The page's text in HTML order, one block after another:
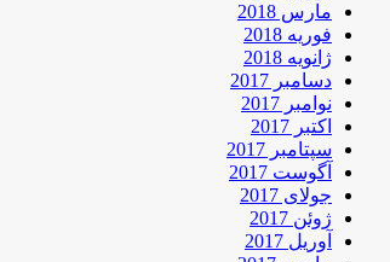
مارس 2018
فوریه 2018
ژانویه 2018
دسامبر 2017
نوامبر 2017
اکتبر 2017
سپتامبر 2017
آگوست 2017
جولای 2017
ژوئن 2017
آوریل 2017